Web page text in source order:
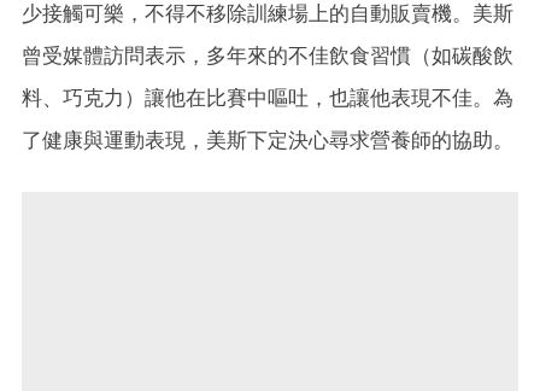
少接觸可樂，不得不移除訓練場上的自動販賣機。美斯
曾受媒體訪問表示，多年來的不佳飲食習慣（如碳酸飲
料、巧克力）讓他在比賽中嘔吐，也讓他表現不佳。為
了健康與運動表現，美斯下定決心尋求營養師的協助。